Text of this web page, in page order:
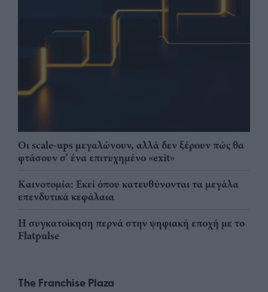
Οι scale-ups μεγαλώνουν, αλλά δεν ξέρουν πώς θα
φτάσουν σ' ένα επιτυχημένο «exit»
Καινοτομία: Εκεί όπου κατευθύνονται τα μεγάλα
επενδυτικά κεφάλαια
Η συγκατοίκηση περνά στην ψηφιακή εποχή με το
Flatpulse
The Franchise Plaza